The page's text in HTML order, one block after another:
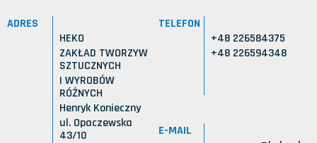
ADRES
HEKO
ZAKŁAD TWORZYW
SZTUCZNYCH
I WYROBÓW
RÓŻNYCH
Henryk Konieczny
ul. Opaczewska
43/10
TELEFON
+48 226584375
+48 226594348
E-MAIL